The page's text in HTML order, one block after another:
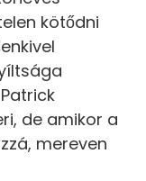
kötődni
de amikor a
mereven